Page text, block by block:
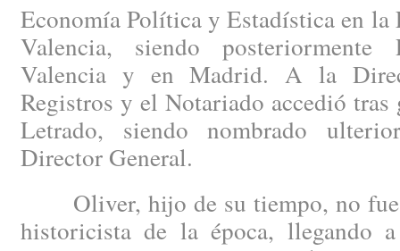
Economía Política y Estadística en la
Valencia, siendo
Valencia y en Madrid. A la
Registros y el Notariado accedió tras
Letrado, siendo nombrado
Director General.
Oliver, hijo de su tiempo, no fue
historicista de la época, llegando